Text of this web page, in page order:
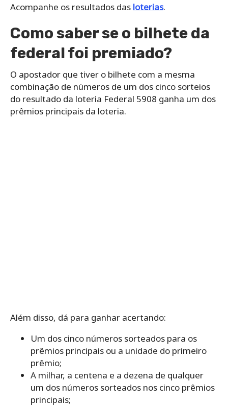
Acompanhe os resultados das loterias.
Como saber se o bilhete da
federal foi premiado?
O apostador que tiver o bilhete com a mesma
combinação de números de um dos cinco sorteios
do resultado da loteria Federal 5908 ganha um dos
prêmios principais da loteria.
Além disso, dá para ganhar acertando:
Um dos cinco números sorteados para os
prêmios principais ou a unidade do primeiro
prêmio;
A milhar, a centena e a dezena de qualquer
um dos números sorteados nos cinco prêmios
principais;